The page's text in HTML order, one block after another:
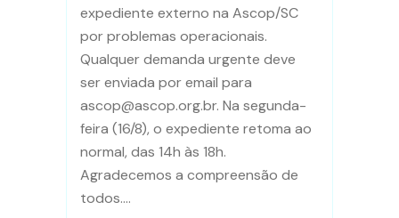
expediente externo na Ascop/SC
por problemas operacionais.
Qualquer demanda urgente deve
ser enviada por email para
ascop@ascop.org.br. Na segunda-
feira (16/8), o expediente retoma ao
normal, das 14h às 18h.
Agradecemos a compreensão de
todos....